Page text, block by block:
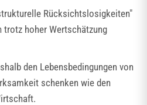
Rücksichtslosigkeiten"
trotz hoher Wertschätzung
den Lebensbedingungen von
schenken wie den